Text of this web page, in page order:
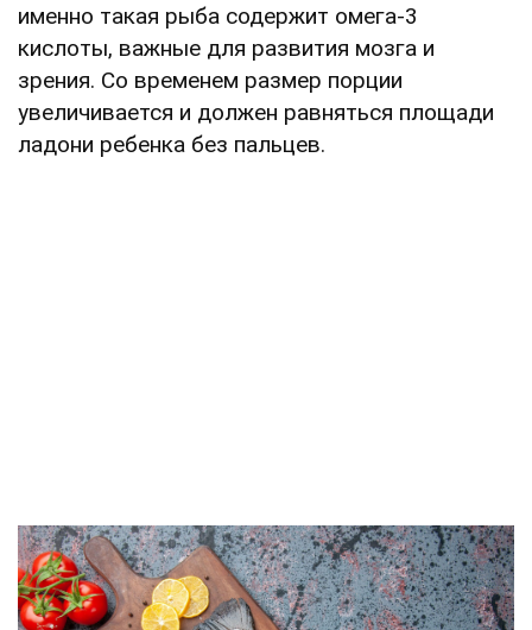
именно такая рыба содержит омега-3
кислоты, важные для развития мозга и
зрения. Со временем размер порции
увеличивается и должен равняться площади
ладони ребенка без пальцев.